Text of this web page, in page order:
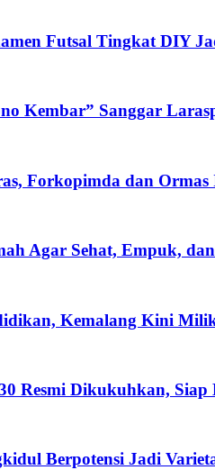
Futsal Tingkat DIY
Kembar” Sanggar
Forkopimda dan
Agar Sehat, Empuk,
Kemalang Kini
Resmi Dikukuhkan,
Berpotensi Jadi